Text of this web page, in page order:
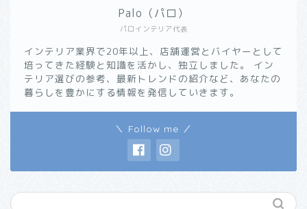
パロインテリア代表
Palo（パロ）
インテリア業界で20年以上、店舗運営とバイヤーとして
培ってきた経験と知識を活かし、独立しました。 イン
テリア選びの参考、最新トレンドの紹介など、あなたの
暮らしを豊かにする情報を発信していきます。
＼ Follow me ／